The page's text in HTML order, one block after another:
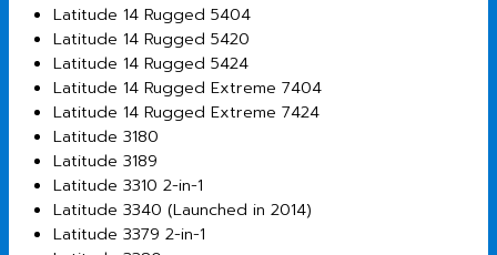
Latitude 14 Rugged 5404
Latitude 14 Rugged 5420
Latitude 14 Rugged 5424
Latitude 14 Rugged Extreme 7404
Latitude 14 Rugged Extreme 7424
Latitude 3180
Latitude 3189
Latitude 3310 2-in-1
Latitude 3340 (Launched in 2014)
Latitude 3379 2-in-1